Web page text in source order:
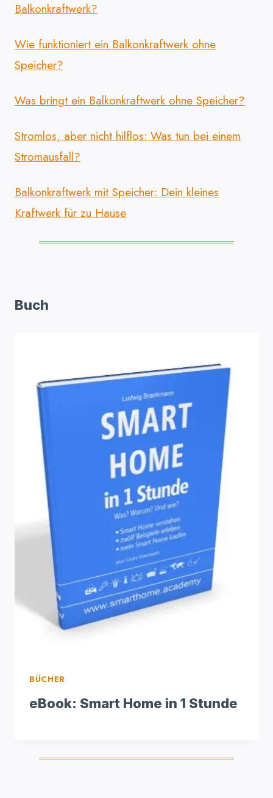
Balkonkraftwerk?
Wie funktioniert ein Balkonkraftwerk ohne
Speicher?
Was bringt ein Balkonkraftwerk ohne Speicher?
Stromlos, aber nicht hilflos: Was tun bei einem
Stromausfall?
Balkonkraftwerk mit Speicher: Dein kleines
Kraftwerk für zu Hause
Buch
BÜCHER
eBook: Smart Home in 1 Stunde